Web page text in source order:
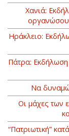
Χανιά:
Ηράκλειο:
Πάτρα:
Να
Οι μάχες των
“Πατριωτική”